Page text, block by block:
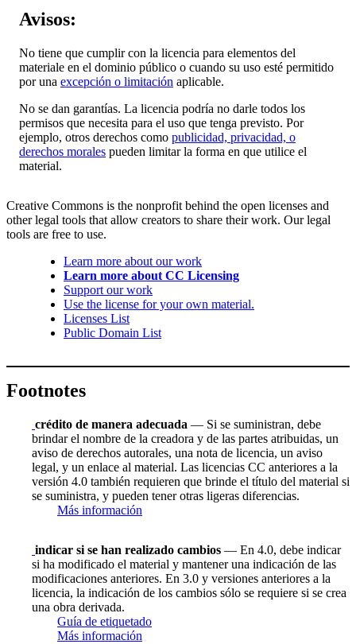
Avisos:
No tiene que cumplir con la licencia para elementos del
materiale en el dominio público o cuando su uso esté permitido
por una excepción o limitación aplicable.
No se dan garantías. La licencia podría no darle todos los
permisos que necesita para el uso que tenga previsto. Por
ejemplo, otros derechos como publicidad, privacidad, o
derechos morales pueden limitar la forma en que utilice el
material.
Creative Commons is the nonprofit behind the open licenses and
other legal tools that allow creators to share their work. Our legal
tools are free to use.
Learn more about our work
Learn more about CC Licensing
Support our work
Use the license for your own material.
Licenses List
Public Domain List
Footnotes
crédito de manera adecuada — Si se suministran, debe
brindar el nombre de la creadora y de las partes atribuidas, un
aviso de derechos autorales, una nota de licencia, un aviso
legal, y un enlace al material. Las licencias CC anteriores a la
versión 4.0 también requieren que brinde el título del material si
se suministra, y pueden tener otras ligeras diferencias.
Más información
indicar si se han realizado cambios — En 4.0, debe indicar
si ha modificado el material y mantener una indicación de las
modificaciones anteriores. En 3.0 y versiones anteriores a la
licencia, la indicación de los cambios sólo se requiere si se crea
una obra derivada.
Guía de etiquetado
Más información